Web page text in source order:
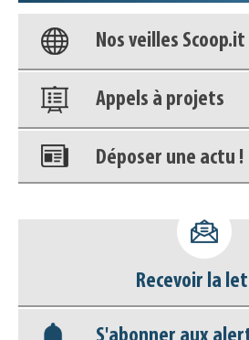
Nos veilles Scoop.it
Appels à projets
Déposer une actu !
déconnecter)
BaseRecevoir la